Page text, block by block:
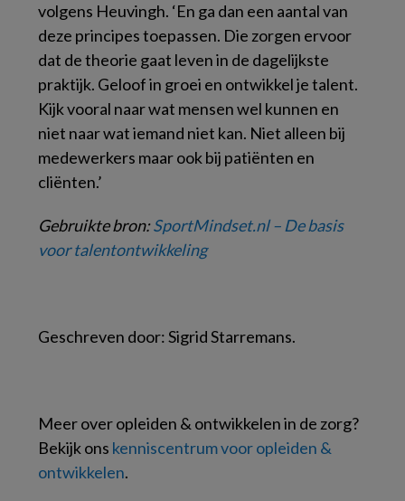
volgens Heuvingh. ‘En ga dan een aantal van
deze principes toepassen. Die zorgen ervoor
dat de theorie gaat leven in de dagelijkste
praktijk. Geloof in groei en ontwikkel je talent.
Kijk vooral naar wat mensen wel kunnen en
niet naar wat iemand niet kan. Niet alleen bij
medewerkers maar ook bij patiënten en
cliënten.’
Gebruikte bron:SportMindset.nl – De basis
voor talentontwikkeling
Geschreven door: Sigrid Starremans.
Meer over opleiden & ontwikkelen in de zorg?
Bekijk ons kenniscentrum voor opleiden &
ontwikkelen.